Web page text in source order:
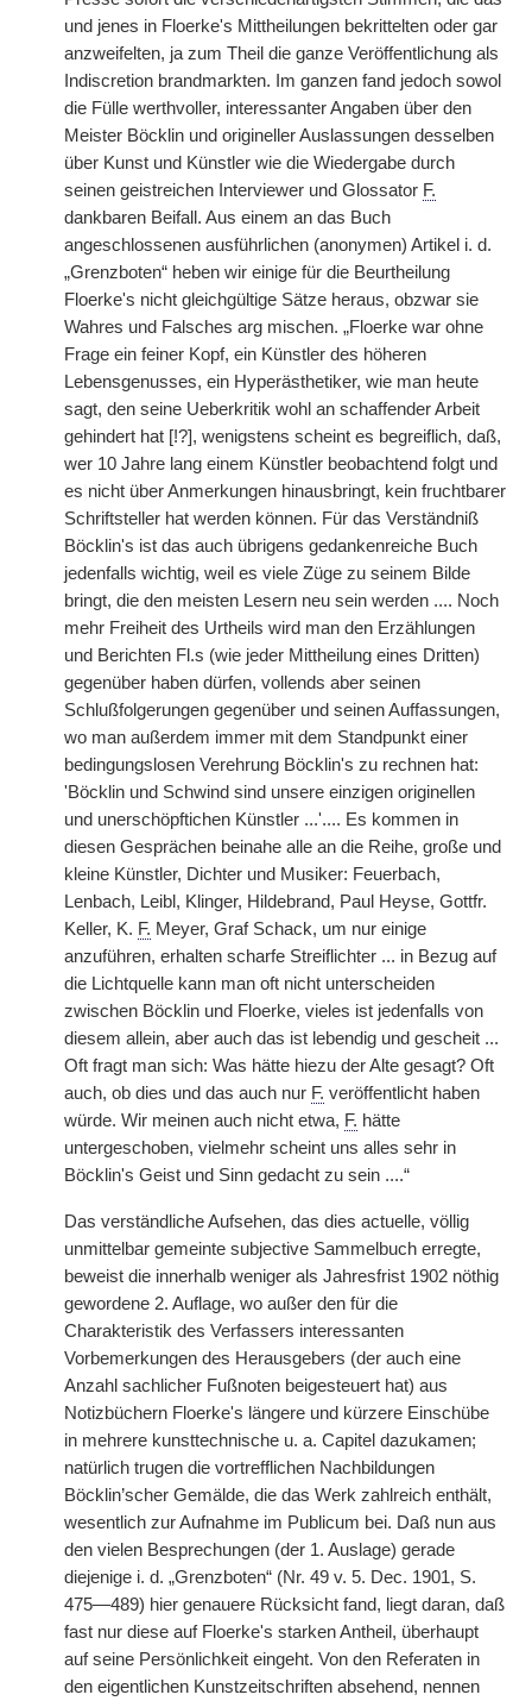
und jenes in Floerke's Mittheilungen bekrittelten oder gar
anzweifelten, ja zum Theil die ganze Veröffentlichung als
Indiscretion brandmarkten. Im ganzen fand jedoch sowol
die Fülle werthvoller, interessanter Angaben über den
Meister Böcklin und origineller Auslassungen desselben
über Kunst und Künstler wie die Wiedergabe durch
seinen geistreichen Interviewer und Glossator F.
dankbaren Beifall. Aus einem an das Buch
angeschlossenen ausführlichen (anonymen) Artikel i. d.
„Grenzboten“ heben wir einige für die Beurtheilung
Floerke's nicht gleichgültige Sätze heraus, obzwar sie
Wahres und Falsches arg mischen. „Floerke war ohne
Frage ein feiner Kopf, ein Künstler des höheren
Lebensgenusses, ein Hyperästhetiker, wie man heute
sagt, den seine Ueberkritik wohl an schaffender Arbeit
gehindert hat [!?], wenigstens scheint es begreiflich, daß,
wer 10 Jahre lang einem Künstler beobachtend folgt und
es nicht über Anmerkungen hinausbringt, kein fruchtbarer
Schriftsteller hat werden können. Für das Verständniß
Böcklin's ist das auch übrigens gedankenreiche Buch
jedenfalls wichtig, weil es viele Züge zu seinem Bilde
bringt, die den meisten Lesern neu sein werden .... Noch
mehr Freiheit des Urtheils wird man den Erzählungen
und Berichten Fl.s (wie jeder Mittheilung eines Dritten)
gegenüber haben dürfen, vollends aber seinen
Schlußfolgerungen gegenüber und seinen Auffassungen,
wo man außerdem immer mit dem Standpunkt einer
bedingungslosen Verehrung Böcklin's zu rechnen hat:
'Böcklin und Schwind sind unsere einzigen originellen
und unerschöpftichen Künstler ...'.... Es kommen in
diesen Gesprächen beinahe alle an die Reihe, große und
kleine Künstler, Dichter und Musiker: Feuerbach,
Lenbach, Leibl, Klinger, Hildebrand, Paul Heyse, Gottfr.
Keller, K. F. Meyer, Graf Schack, um nur einige
anzuführen, erhalten scharfe Streiflichter ... in Bezug auf
die Lichtquelle kann man oft nicht unterscheiden
zwischen Böcklin und Floerke, vieles ist jedenfalls von
diesem allein, aber auch das ist lebendig und gescheit ...
Oft fragt man sich: Was hätte hiezu der Alte gesagt? Oft
auch, ob dies und das auch nur F. veröffentlicht haben
würde. Wir meinen auch nicht etwa, F. hätte
untergeschoben, vielmehr scheint uns alles sehr in
Böcklin's Geist und Sinn gedacht zu sein ....“
Das verständliche Aufsehen, das dies actuelle, völlig
unmittelbar gemeinte subjective Sammelbuch erregte,
beweist die innerhalb weniger als Jahresfrist 1902 nöthig
gewordene 2. Auflage, wo außer den für die
Charakteristik des Verfassers interessanten
Vorbemerkungen des Herausgebers (der auch eine
Anzahl sachlicher Fußnoten beigesteuert hat) aus
Notizbüchern Floerke's längere und kürzere Einschübe
in mehrere kunsttechnische u. a. Capitel dazukamen;
natürlich trugen die vortrefflichen Nachbildungen
Böcklin’scher Gemälde, die das Werk zahlreich enthält,
wesentlich zur Aufnahme im Publicum bei. Daß nun aus
den vielen Besprechungen (der 1. Auslage) gerade
diejenige i. d. „Grenzboten“ (Nr. 49 v. 5. Dec. 1901, S.
475—489) hier genauere Rücksicht fand, liegt daran, daß
fast nur diese auf Floerke's starken Antheil, überhaupt
auf seine Persönlichkeit eingeht. Von den Referaten in
den eigentlichen Kunstzeitschriften absehend, nennen